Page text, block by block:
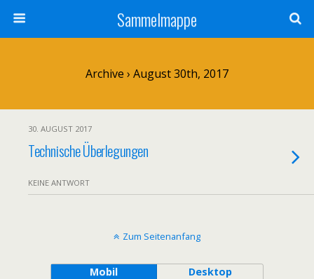
Sammelmappe
Archive › August 30th, 2017
30. AUGUST 2017
Technische Überlegungen
KEINE ANTWORT
Zum Seitenanfang
Mobil Desktop